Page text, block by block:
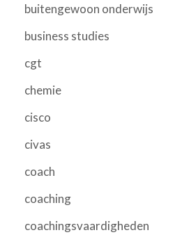
buitengewoon onderwijs
business studies
cgt
chemie
cisco
civas
coach
coaching
coachingsvaardigheden